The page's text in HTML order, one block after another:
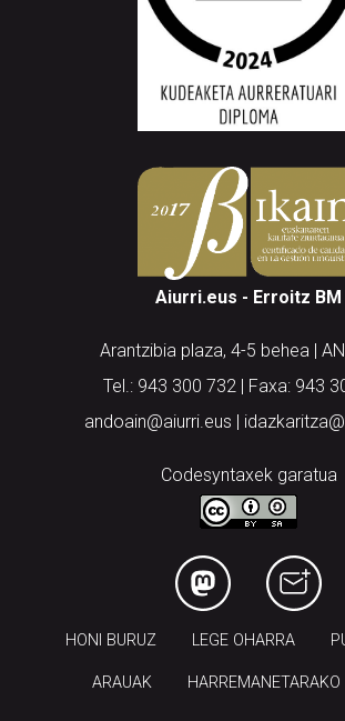
Aiurri.eus - Erroitz BM
Arantzibia plaza, 4-5 behea |
Tel.: 943 300 732 | Faxa: 943
andoain@aiurri.eus |
Codesyntaxek garatua
HONI BURUZ LEGE OHARRA
ARAUAK HARREMANETARAKO